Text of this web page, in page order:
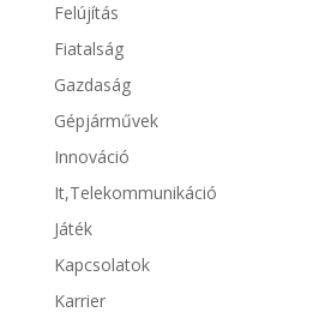
Felújítás
Fiatalság
Gazdaság
Gépjárművek
Innováció
It,Telekommunikáció
Játék
Kapcsolatok
Karrier